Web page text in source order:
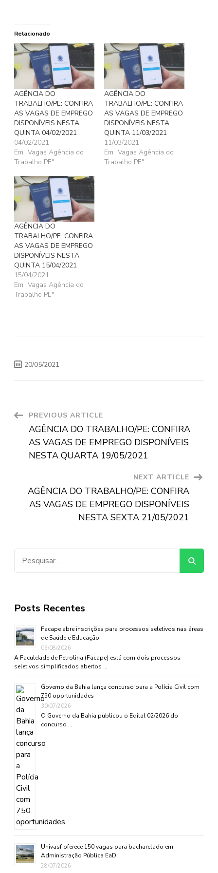
Relacionado
AGÊNCIA DO
TRABALHO/PE: CONFIRA
AS VAGAS DE EMPREGO
DISPONÍVEIS NESTA
QUINTA 04/02/2021
04/02/2021
Em "Vagas Agência do
Trabalho PE"
AGÊNCIA DO
TRABALHO/PE: CONFIRA
AS VAGAS DE EMPREGO
DISPONÍVEIS NESTA
QUINTA 11/03/2021
11/03/2021
Em "Vagas Agência do
Trabalho PE"
AGÊNCIA DO
TRABALHO/PE: CONFIRA
AS VAGAS DE EMPREGO
DISPONÍVEIS NESTA
QUINTA 15/04/2021
15/04/2021
Em "Vagas Agência do
Trabalho PE"
20/05/2021
Post
Navigation
PREVIOUS ARTICLE
AGÊNCIA DO TRABALHO/PE: CONFIRA
AS VAGAS DE EMPREGO DISPONÍVEIS
NESTA QUARTA 19/05/2021
NEXT ARTICLE
AGÊNCIA DO TRABALHO/PE: CONFIRA
AS VAGAS DE EMPREGO DISPONÍVEIS
NESTA SEXTA 21/05/2021
Posts Recentes
Facape abre inscrições para processos seletivos nas áreas
de Saúde e Educação
06/08/2026
A Faculdade de Petrolina (Facape) está com dois processos
seletivos simplificados abertos …
Governo da Bahia lança concurso para a Polícia Civil com
750 oportunidades
30/07/2026
O Governo da Bahia publicou o Edital 02/2026 do
concurso …
Univasf oferece 150 vagas para bacharelado em
Administração Pública EaD
28/07/2026